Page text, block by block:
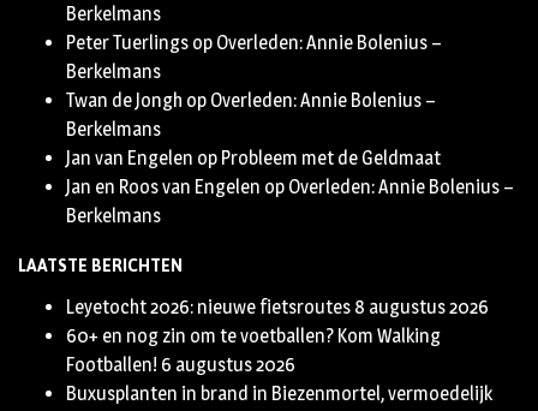
Berkelmans
Peter Tuerlings op Overleden: Annie Bolenius –
Berkelmans
Twan de Jongh op Overleden: Annie Bolenius –
Berkelmans
Jan van Engelen op Probleem met de Geldmaat
Jan en Roos van Engelen op Overleden: Annie Bolenius –
Berkelmans
LAATSTE BERICHTEN
Leyetocht 2026: nieuwe fietsroutes 8 augustus 2026
60+ en nog zin om te voetballen? Kom Walking
Footballen! 6 augustus 2026
Buxusplanten in brand in Biezenmortel, vermoedelijk